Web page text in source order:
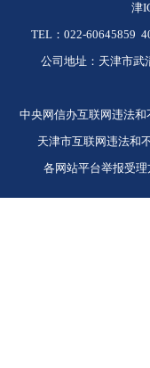
津
TEL：022-60645859
公司地址：天津市武
中央网信办互联网违法和
天津市互联网违法和
各网站平台举报受